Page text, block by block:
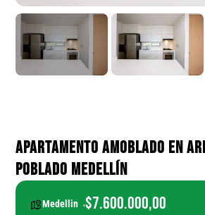
APARTAMENTO AMOBLADO EN
POBLADO MEDELLÍN
Medellin $7.600.000,00